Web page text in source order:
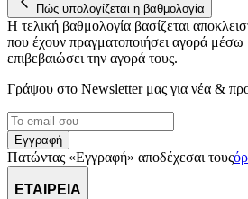
Πώς υπολογίζεται η βαθμολογία
Η τελική βαθμολογία βασίζεται
που έχουν πραγματοποιήσει αγορά
επιβεβαιώσει την αγορά τους.
Γράψου στο Νewsletter μας για νέα &
Εγγραφή
Πατώντας «Εγγραφή» αποδέχεσαι τους
ΕΤΑΙΡΕΙΑ